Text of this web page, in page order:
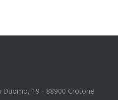
Duomo, 19 - 88900 Crotone